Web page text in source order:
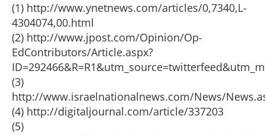
(1) http://www.ynetnews.com/articles/0,7340,L-
4304074,00.html
(2) http://www.jpost.com/Opinion/Op-
EdContributors/Article.aspx?
(3)
http://www.israelnationalnews.com/News/
(4) http://digitaljournal.com/article/337203
(5)